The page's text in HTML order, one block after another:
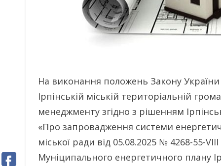
На виконання положень Закону
Ірпінській міській територіальній
менеджменту згідно з рішенням
«Про запровадження системи
міської ради від 05.08.2025 № 4268-55-
Муніципального енергетичного плану